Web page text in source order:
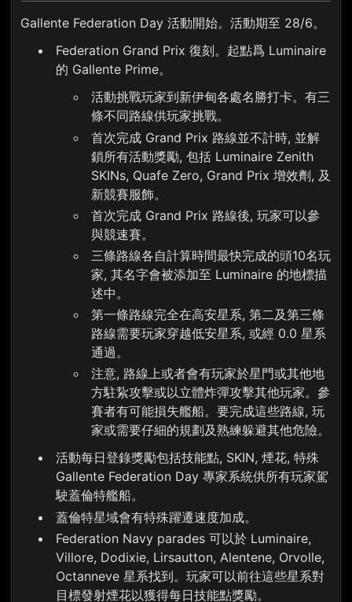
Gallente Federation Day 活動開始。活動期至 28/6。
Federation Grand Prix 復刻。起點爲 Luminaire
的 Gallente Prime。
活動挑戰玩家到新伊甸各處名勝打卡。有三
條不同路線供玩家挑戰。
首次完成 Grand Prix 路線並不計時, 並解
鎖所有活動獎勵, 包括 Luminaire Zenith
SKINs, Quafe Zero, Grand Prix 增效劑, 及
新競賽服飾。
首次完成 Grand Prix 路線後, 玩家可以參
與競速賽。
三條路線各自計算時間最快完成的頭10名玩
家, 其名字會被添加至 Luminaire 的地標描
述中。
第一條路線完全在高安星系, 第二及第三條
路線需要玩家穿越低安星系, 或經 0.0 星系
通過。
注意, 路線上或者會有玩家於星門或其他地
方駐紥攻擊或以立體炸彈攻擊其他玩家。參
賽者有可能損失艦船。要完成這些路線, 玩
家或需要仔細的規劃及熟練躲避其他危險。
活動每日登錄獎勵包括技能點, SKIN, 煙花, 特殊
Gallente Federation Day 專家系統供所有玩家駕
駛蓋倫特艦船。
蓋倫特星域會有特殊躍遷速度加成。
Federation Navy parades 可以於 Luminaire,
Villore, Dodixie, Lirsautton, Alentene, Orvolle,
Octanneve 星系找到。玩家可以前往這些星系對
目標發射煙花以獲得每日技能點獎勵。